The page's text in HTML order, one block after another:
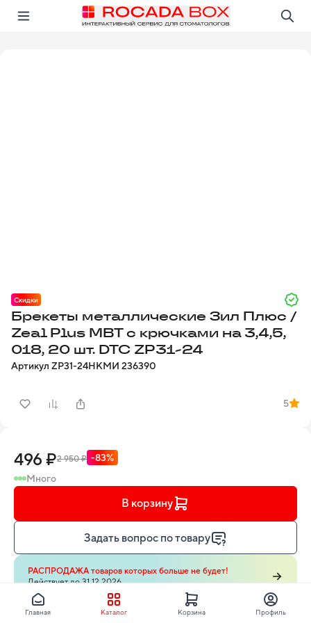
Открыть в приложении!
Скидки
Брекеты металлические Зил Плюс /
Zeal Plus MBT с крючками на 3,4,5,
018, 20 шт. DTC ZP31-24
Артикул ZP31-24НКМИ 236390
5
496 ₽2 950 ₽ -83%
Много
В корзину
Задать вопрос по товару
РАСПРОДАЖА товаров которых больше не будет!
Действует до 31.12.2026
Узнайте о способах доставки
Главная Каталог Корзина Профиль